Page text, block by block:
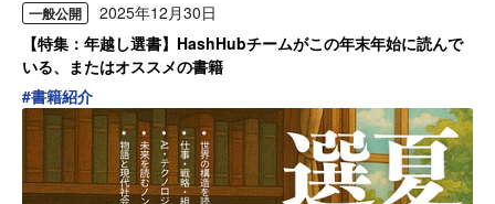
一般公開
2025年12月30日
【特集：年越し選書】HashHubチームがこの年末年始に読んで
いる、またはオススメの書籍
#書籍紹介